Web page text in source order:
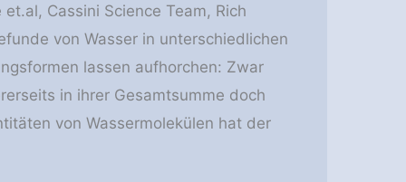
Cassini Science Team, Rich
von Wasser in unterschiedlichen
lassen aufhorchen: Zwar
in ihrer Gesamtsumme doch
von Wassermolekülen hat der